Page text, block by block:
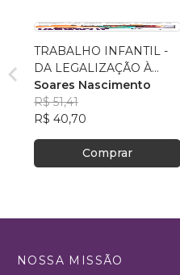
TRABALHO INFANTIL -
DA LEGALIZAÇÃO À
ERRADICAÇÃO
Soares Nascimento
R$ 51,41
R$ 40,70
Comprar
NOSSA MISSÃO